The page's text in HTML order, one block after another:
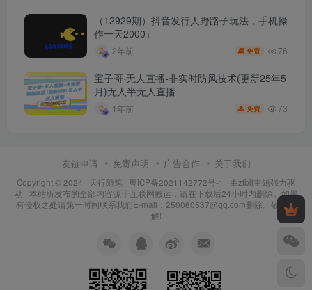
（12929期）抖音发行人野路子玩法，手机操
作一天2000+
2年前 免费 76
宝子哥·无人直播-非实时防风技术(更新25年5
月)无人半无人直播
1年前 免费 73
友链申请 免责声明 广告合作 关于我们
Copyright © 2024 · 天行随笔 · 粤ICP备2021142772号-1 · 由zibll主题强力驱
动 · 本站所发布的全部内容源于互联网搬运，请在下载后24小时内删除。如果
有侵权之处请第一时间联系我们E-mail：250060537@qq.com删除。敬请谅
解!